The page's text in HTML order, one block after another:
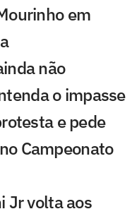
em
não
o impasse
e pede
Campeonato
Jr volta aos